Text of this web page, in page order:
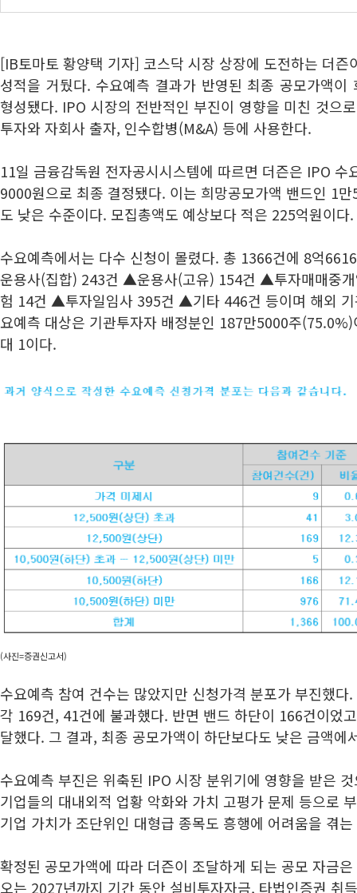
[IB토마토 황양택 기자] 코스닥 시장 상장에 도전하는 더즌
성적을 거뒀다. 수요예측 결과가 반영된 최종 공모가액이
형성됐다. IPO 시장의 전반적인 부진이 영향을 미친 것으
투자와 자회사 출자, 인수합병(M&A) 등에 사용한다.
11일 금융감독원 전자공시시스템에 따르면 더즌은 IPO 수
9000원으로 최종 결정됐다. 이는 희망공모가액 밴드인 1
도 낮은 수준이다. 모집총액도 예상보다 적은 225억원이다.
수요예측에서는 다수 신청이 몰렸다. 총 1366건에 8억
운용사(집합) 243건 ▲운용사(고유) 154건 ▲투자매매중
험 14건 ▲투자일임사 395건 ▲기타 446건 등이며 해외
요예측 대상은 기관투자자 배정분인 187만5000주
대 1이다.
(사진=증권신고서)
수요예측 참여 건수는 많았지만 신청가격 분포가 부진했
각 169건, 41건에 불과했다. 반면 밴드 하단이 166건이었
달했다. 그 결과, 최종 공모가액이 하단보다도 낮은 금액에
수요예측 부진은 위축된 IPO 시장 분위기에 영향을 받은
기업들의 대내외적 업황 악화와 가치 고평가 문제 등으로
기업 가치가 조단위인 대형급 종목도 흥행에 어려움을 겪
확정된 공모가액에 따라 더즌이 조달하게 되는 공모 자금
오는 2027년까지 기간 동안 설비투자자금, 타법인증권 취